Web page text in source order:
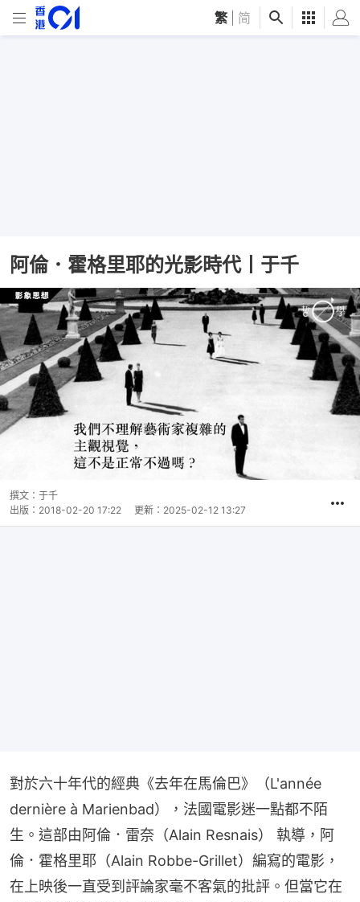
繁 简
阿倫．霍格里耶的光影時代丨于千
撰文： 于千
出版： 2018-02-20 17:22 更新： 2025-02-12 13:27
對於六十年代的經典《去年在馬倫巴》（L'année
dernière à Marienbad），法國電影迷一點都不陌
生。這部由阿倫．雷奈（Alain Resnais） 執導，阿
倫．霍格里耶（Alain Robbe-Grillet）編寫的電影，
在上映後一直受到評論家毫不客氣的批評。但當它在